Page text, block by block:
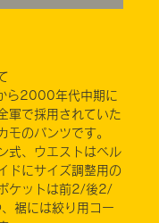
ら2000年代中期に
軍で採用されていた
モのパンツです。
式、ウエストはベル
ドにサイズ調整用の
ケットは前2/後2/
裾には絞り用コー